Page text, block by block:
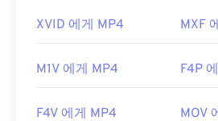
https://mpeg.chiariglione.org/
XVID 에게 MP4 MXF
M1V 에게 MP4 F4P
F4V 에게 MP4 MOV